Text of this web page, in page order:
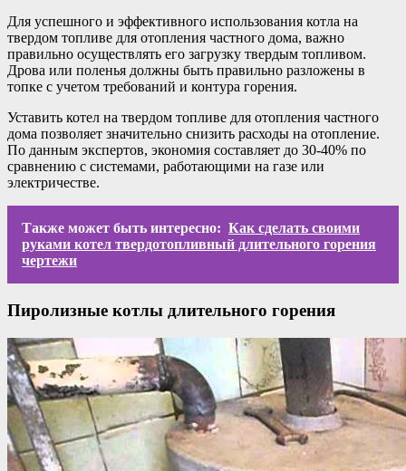
Для успешного и эффективного использования котла на
твердом топливе для отопления частного дома, важно
правильно осуществлять его загрузку твердым топливом.
Дрова или поленья должны быть правильно разложены в
топке с учетом требований и контура горения.
Уставить котел на твердом топливе для отопления частного
дома позволяет значительно снизить расходы на отопление.
По данным экспертов, экономия составляет до 30-40% по
сравнению с системами, работающими на газе или
электричестве.
Также может быть интересно: Как сделать своими
руками котел твердотопливный длительного горения
чертежи
Пиролизные котлы длительного горения